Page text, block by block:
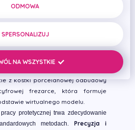
jak: licówki i korony, inlay i onlay
skanowaniem wewnątrzustnym,
skrócić czas oczekiwania na
Cały proces projektowania
z kostki porcelanowej odbudowy
frezarce, która formuje
wirtualnego modelu.
protetycznej trwa zdecydowanie
metodach.Precyzja i
ODMOWA
SPERSONALIZUJ
NA WSZYSTKIE